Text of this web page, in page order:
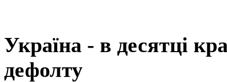
Україна - в десятці
дефолту